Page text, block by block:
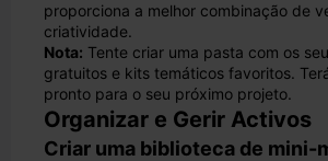
proporciona a melhor combinação de
criatividade.
Nota: Tente criar uma pasta com os
gratuitos e kits temáticos favoritos.
pronto para o seu próximo projeto.
Organizar e Gerir Activos
Criar uma biblioteca de mini-